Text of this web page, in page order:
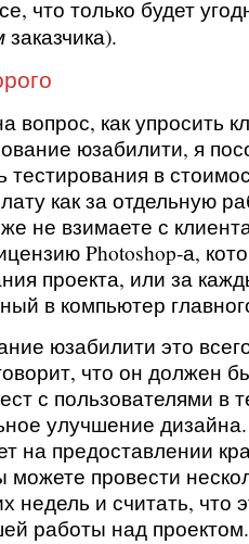
что только будет
заказчика).
вопрос, как упросить
юзабилити, я
тестирования в
как за отдельную
не взимаете с
Photoshop-а,
проекта, или за
в компьютер
юзабилити это
что он должен
с пользователями в
улучшение
на предоставлении
можете провести
недель и считать, что
работы над проектом.